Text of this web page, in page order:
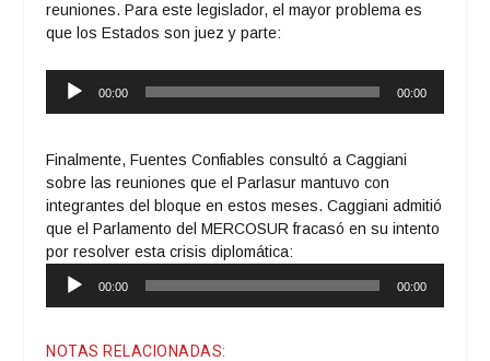
reuniones. Para este legislador, el mayor problema es
que los Estados son juez y parte:
Reproductor
00:00 00:00
Finalmente, Fuentes Confiables consultó a Caggiani
sobre las reuniones que el Parlasur mantuvo con
integrantes del bloque en estos meses. Caggiani admitió
que el Parlamento del MERCOSUR fracasó en su intento
por resolver esta crisis diplomática:
Reproductor
00:00 00:00
NOTAS RELACIONADAS: